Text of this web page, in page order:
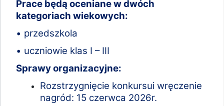
Prace będą oceniane w dwóch
kategoriach wiekowych:
• przedszkola
• uczniowie klas I – III
Sprawy organizacyjne:
Rozstrzygnięcie konkursui wręczenie
nagród: 15 czerwca 2026r.